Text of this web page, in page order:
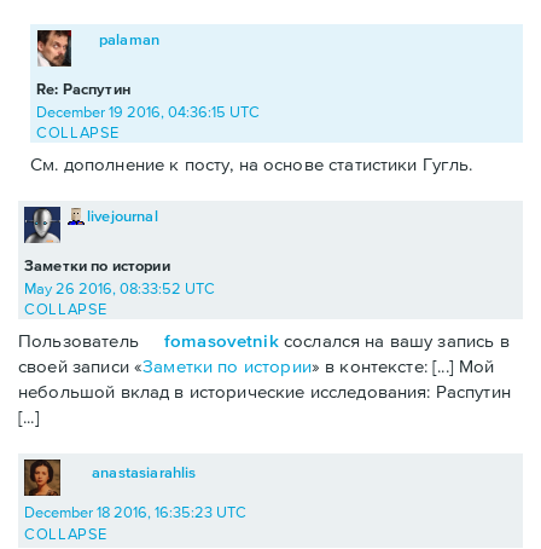
Re: Распутин
palaman
December 19 2016, 04:36:15 UTC
COLLAPSE
См. дополнение к посту, на основе статистики Гугль.
Заметки по истории
livejournal
May 26 2016, 08:33:52 UTC
COLLAPSE
Пользователь fomasovetnikсослался на вашу запись в
своей записи «Заметки по истории» в контексте: [...] Мой
небольшой вклад в исторические исследования: Распутин
[...]
anastasiarahlis
December 18 2016, 16:35:23 UTC
COLLAPSE